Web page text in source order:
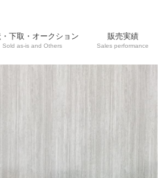
下取・オークション
Sold as-is and Others
販売実績
Sales performance